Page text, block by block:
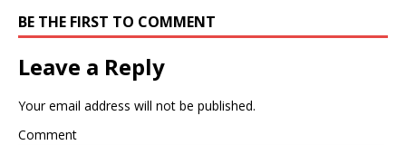
BE THE FIRST TO COMMENT
Leave a Reply
Your email address will not be published.
Comment